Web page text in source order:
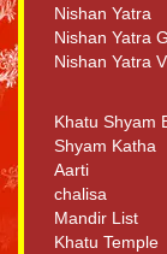
Nishan Yatra
Nishan Yatra
Nishan Yatra
Khatu Shyam
Shyam Katha
Aarti
chalisa
Mandir List
Khatu Temple